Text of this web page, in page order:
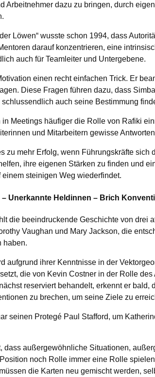
Arbeitnehmer dazu zu bringen, durch
Löwen“ wusste schon 1994, dass
darauf konzentrieren, eine
auch für Teamleiter und Untergebene.
einen recht einfachen Trick. Er
Diese Fragen führen dazu, dass
auch seine Bestimmung
in Meetings häufiger die Rolle von Rafiki
und Mitarbeitern gewisse
zu mehr Erfolg, wenn Führungskräfte sich
ihre eigenen Stärken zu finden und
steinigen Weg wiederfindet.
– Unerkannte Heldinnen – Brich
die beeindruckende Geschichte von drei
Vaughan und Mary Jackson, die
haben.
aufgrund ihrer Kenntnisse in der
die von Kevin Costner in der Rolle
reserviert behandelt, erkennt er bald,
zu brechen, um seine Ziele zu
seinen Protegé Paul Stafford, um
dass außergewöhnliche Situationen,
noch Rolle immer eine Rolle
die Karten neu gemischt werden,